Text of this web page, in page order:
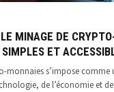
MINAGE DE
ET
monnaies s’impose comme
de l’économie et